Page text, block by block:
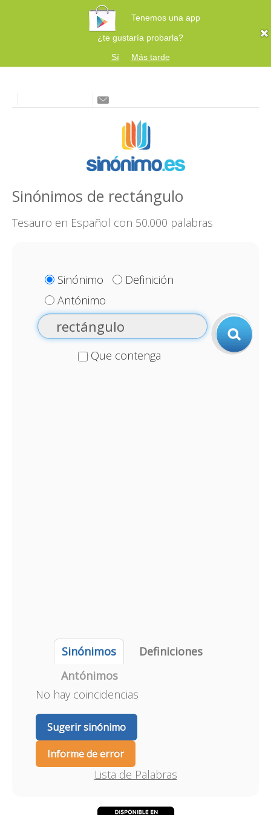
Tenemos una app
¿te gustaría probarla?
Sí
Más tarde
Sinónimos de rectángulo
Tesauro en Español con 50.000 palabras
Sinónimo
Definición
Antónimo
Que contenga
Sinónimos
Definiciones
Antónimos
No hay coincidencias
Sugerir sinónimo
Informe de error
Lista de Palabras